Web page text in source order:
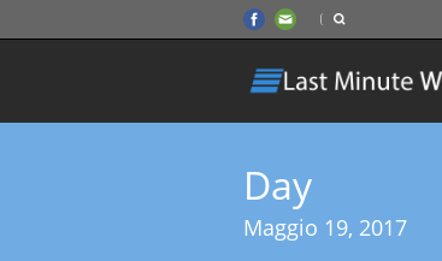
Day
Maggio 19, 2017